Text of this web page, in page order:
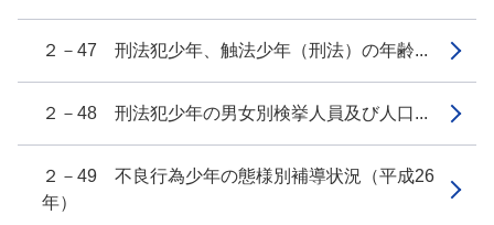
２－47 刑法犯少年、触法少年（刑法）の年齢...
２－48 刑法犯少年の男女別検挙人員及び人口...
２－49 不良行為少年の態様別補導状況（平成26
年）